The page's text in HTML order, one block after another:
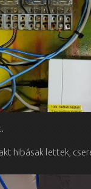
hibásak lettek,